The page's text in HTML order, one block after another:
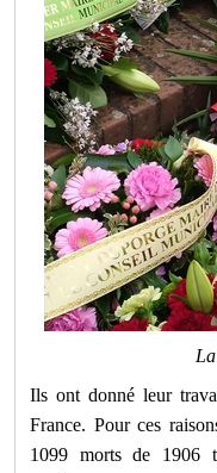
Ils ont donné leur
France. Pour ces
1099 morts de 1906